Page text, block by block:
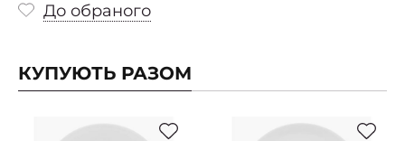
До обраного
КУПУЮТЬ РАЗОМ